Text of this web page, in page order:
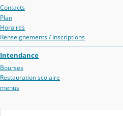
Contacts
Plan
Horaires
Renseignements / Inscriptions
Intendance
Bourses
Restauration scolaire
menus